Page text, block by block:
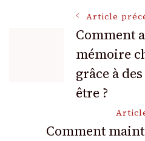
Navigation
articles
Article
Comment
mémoire
grâce à
être ?
Comment